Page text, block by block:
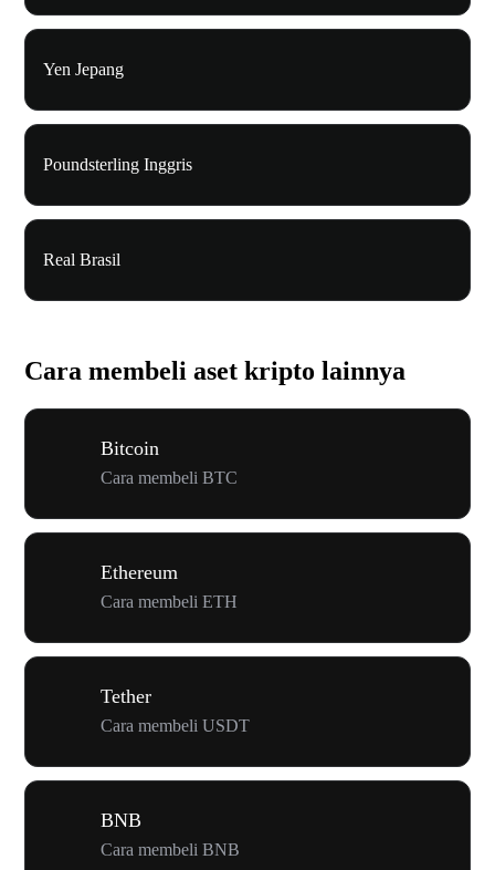
Yen Jepang
Poundsterling Inggris
Real Brasil
Cara membeli aset kripto lainnya
Bitcoin
Cara membeli BTC
Ethereum
Cara membeli ETH
Tether
Cara membeli USDT
BNB
Cara membeli BNB